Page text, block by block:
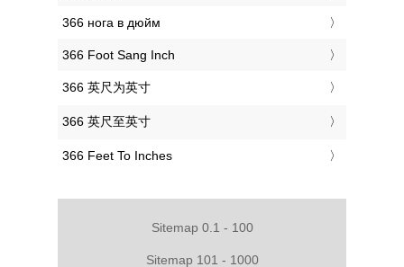
‎366 нога в дюйм
‎366 Foot Sang Inch
‎366 英尺为英寸
‎366 英尺至英寸
‎366 Feet To Inches
Sitemap 0.1 - 100
Sitemap 101 - 1000